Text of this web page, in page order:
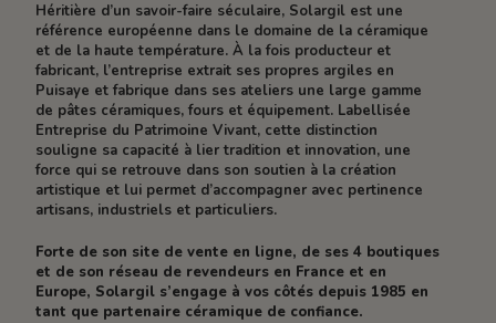
Héritière d’un savoir-faire séculaire, Solargil est une
référence européenne dans le domaine de la céramique
et de la haute température. À la fois producteur et
fabricant, l’entreprise extrait ses propres argiles en
Puisaye et fabrique dans ses ateliers une large gamme
de pâtes céramiques, fours et équipement. Labellisée
Entreprise du Patrimoine Vivant, cette distinction
souligne sa capacité à lier tradition et innovation, une
force qui se retrouve dans son soutien à la création
artistique et lui permet d’accompagner avec pertinence
artisans, industriels et particuliers.
Forte de son site de vente en ligne, de ses 4 boutiques
et de son réseau de revendeurs en France et en
Europe, Solargil s’engage à vos côtés depuis 1985 en
tant que partenaire céramique de confiance.